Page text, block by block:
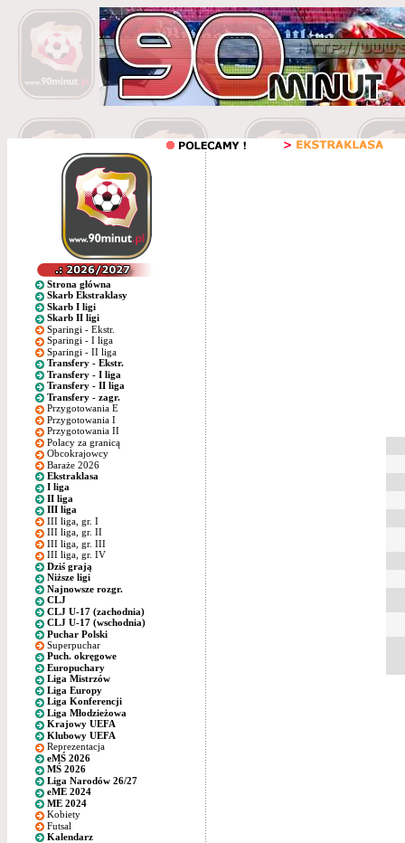
Strona główna
Skarb Ekstraklasy
Skarb I ligi
Skarb II ligi
Sparingi - Ekstr.
Sparingi - I liga
Sparingi - II liga
Transfery - Ekstr.
Transfery - I liga
Transfery - II liga
Transfery - zagr.
Przygotowania E
Przygotowania I
Przygotowania II
Polacy za granicą
Obcokrajowcy
Baraże 2026
Ekstraklasa
I liga
II liga
III liga
III liga, gr. I
III liga, gr. II
III liga, gr. III
III liga, gr. IV
Dziś grają
Niższe ligi
Najnowsze rozgr.
CLJ
CLJ U-17 (zachodnia)
CLJ U-17 (wschodnia)
Puchar Polski
Superpuchar
Puch. okręgowe
Europuchary
Liga Mistrzów
Liga Europy
Liga Konferencji
Liga Młodzieżowa
Krajowy UEFA
Klubowy UEFA
Reprezentacja
eMŚ 2026
MŚ 2026
Liga Narodów 26/27
eME 2024
ME 2024
Kobiety
Futsal
Kalendarz